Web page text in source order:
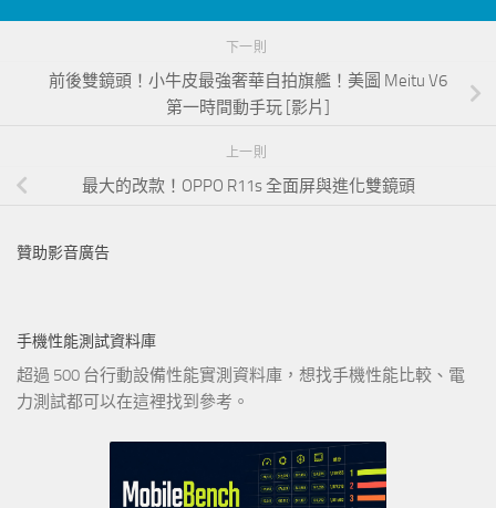
下一則
前後雙鏡頭！小牛皮最強奢華自拍旗艦！美圖 Meitu V6
第一時間動手玩 [影片]
上一則
最大的改款！OPPO R11s 全面屏與進化雙鏡頭
贊助影音廣告
手機性能測試資料庫
超過 500 台行動設備性能實測資料庫，想找手機性能比較、電
力測試都可以在這裡找到參考。